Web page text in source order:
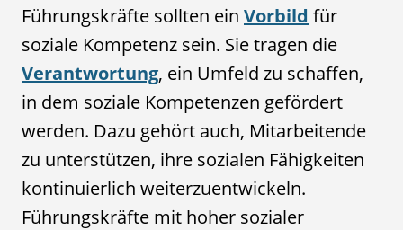
Führungskräfte sollten ein Vorbild für
soziale Kompetenz sein. Sie tragen die
Verantwortung, ein Umfeld zu schaffen,
in dem soziale Kompetenzen gefördert
werden. Dazu gehört auch, Mitarbeitende
zu unterstützen, ihre sozialen Fähigkeiten
kontinuierlich weiterzuentwickeln.
Führungskräfte mit hoher sozialer